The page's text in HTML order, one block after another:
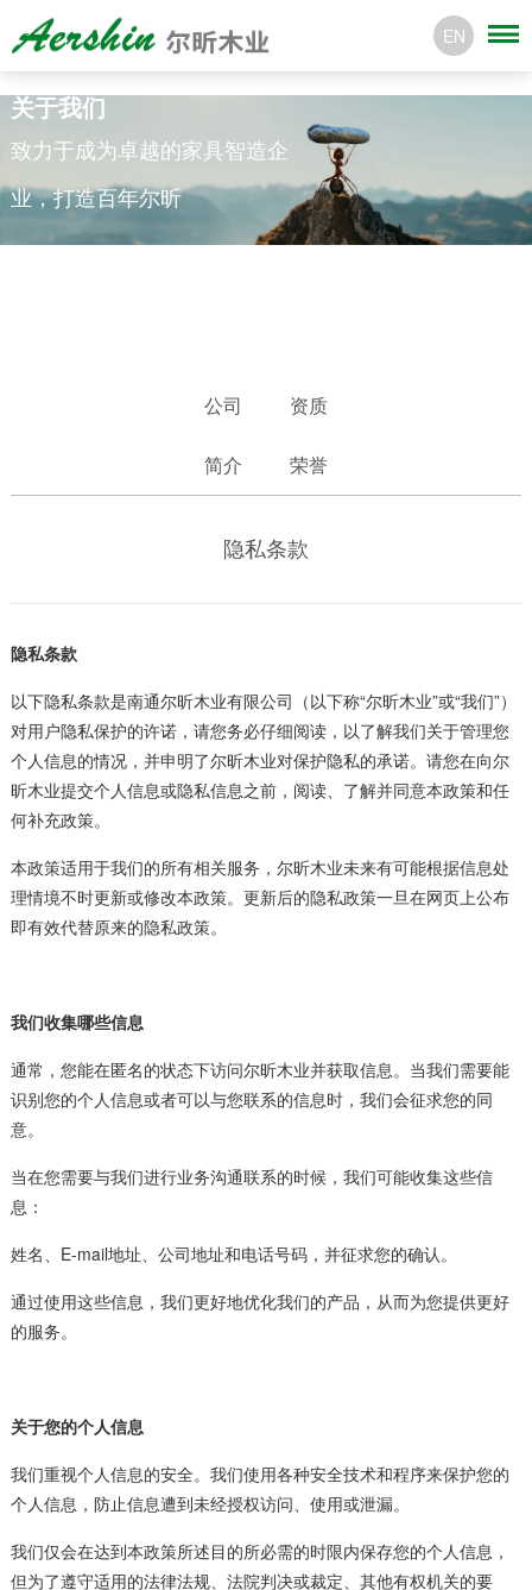
EN
关于我们
致力于成为卓越的家具智造企
业，打造百年尔昕
公司
简介
资质
荣誉
隐私条款
隐私条款
以下隐私条款是南通尔昕木业有限公司（以下称“尔昕木业”或“我们”）
对用户隐私保护的许诺，请您务必仔细阅读，以了解我们关于管理您
个人信息的情况，并申明了尔昕木业对保护隐私的承诺。请您在向尔
昕木业提交个人信息或隐私信息之前，阅读、了解并同意本政策和任
何补充政策。
本政策适用于我们的所有相关服务，尔昕木业未来有可能根据信息处
理情境不时更新或修改本政策。更新后的隐私政策一旦在网页上公布
即有效代替原来的隐私政策。
我们收集哪些信息
通常，您能在匿名的状态下访问尔昕木业并获取信息。当我们需要能
识别您的个人信息或者可以与您联系的信息时，我们会征求您的同
意。
当在您需要与我们进行业务沟通联系的时候，我们可能收集这些信
息：
姓名、E-mail地址、公司地址和电话号码，并征求您的确认。
通过使用这些信息，我们更好地优化我们的产品，从而为您提供更好
的服务。
关于您的个人信息
我们重视个人信息的安全。我们使用各种安全技术和程序来保护您的
个人信息，防止信息遭到未经授权访问、使用或泄漏。
我们仅会在达到本政策所述目的所必需的时限内保存您的个人信息，
但为了遵守适用的法律法规、法院判决或裁定、其他有权机关的要